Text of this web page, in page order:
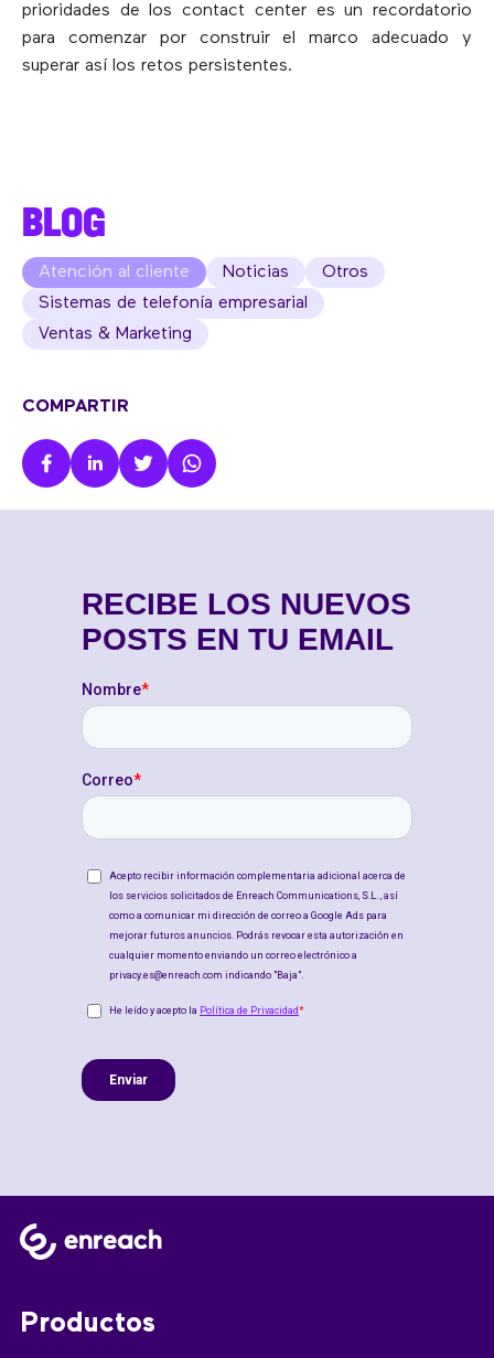
prioridades de los contact center es un recordatorio
para comenzar por construir el marco adecuado y
superar así los retos persistentes.
BLOG
Atención al cliente Noticias
Otros
Sistemas de telefonía empresarial
Ventas & Marketing
COMPARTIR
Productos